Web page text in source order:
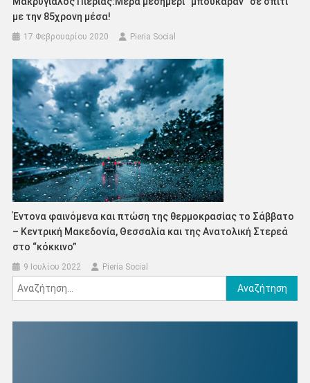
με την 85χρονη μέσα!
17 Φεβρουαρίου 2020 Pieria Social
Έντονα φαινόμενα και πτώση της θερμοκρασίας το Σάββατο
– Κεντρική Μακεδονία, Θεσσαλία και της Ανατολική Στερεά
στο “κόκκινο”
9 Ιουλίου 2022 Pieria Social
Αναζήτηση
για: